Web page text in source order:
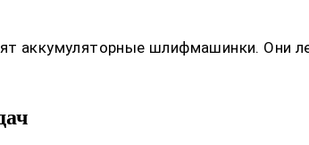
аккумуляторные шлифмашинки. Они